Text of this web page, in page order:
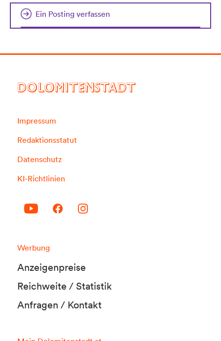
Ein Posting verfassen
DOLOMITENSTADT
Impressum
Redaktionsstatut
Datenschutz
KI-Richtlinien
Werbung
Anzeigenpreise
Reichweite / Statistik
Anfragen / Kontakt